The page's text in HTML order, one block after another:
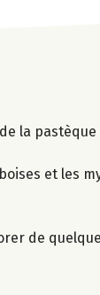
la pastèque
et les
de